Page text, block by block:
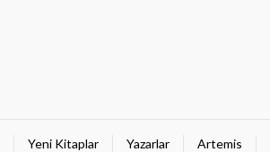
Yeni Kitaplar Yazarlar Artemis